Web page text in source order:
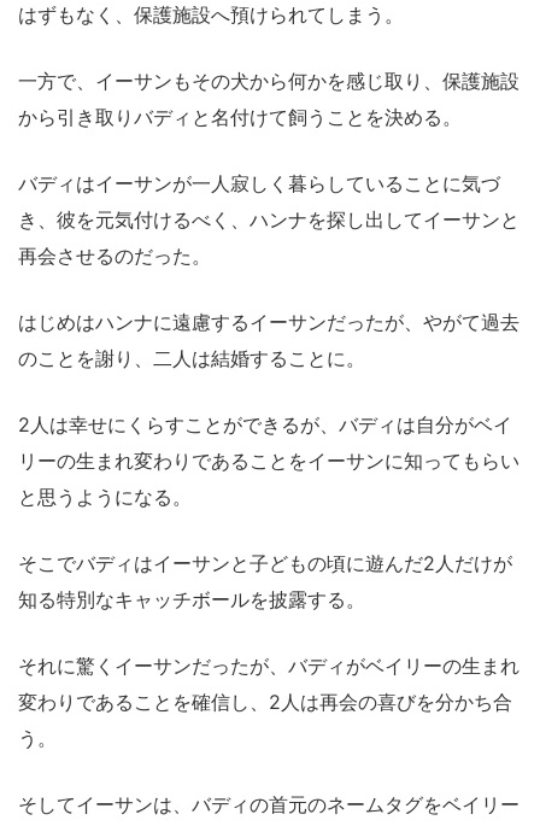
はずもなく、保護施設へ預けられてしまう。
一方で、イーサンもその犬から何かを感じ取り、保護施設
から引き取りバディと名付けて飼うことを決める。
バディはイーサンが一人寂しく暮らしていることに気づ
き、彼を元気付けるべく、ハンナを探し出してイーサンと
再会させるのだった。
はじめはハンナに遠慮するイーサンだったが、やがて過去
のことを謝り、二人は結婚することに。
2人は幸せにくらすことができるが、バディは自分がベイ
リーの生まれ変わりであることをイーサンに知ってもらい
と思うようになる。
そこでバディはイーサンと子どもの頃に遊んだ2人だけが
知る特別なキャッチボールを披露する。
それに驚くイーサンだったが、バディがベイリーの生まれ
変わりであることを確信し、2人は再会の喜びを分かち合
う。
そしてイーサンは、バディの首元のネームタグをベイリー